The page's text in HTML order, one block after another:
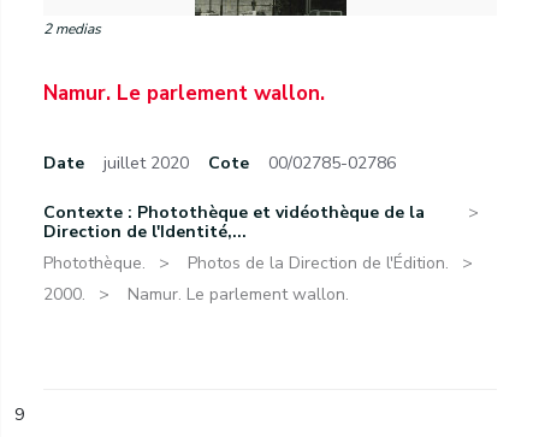
2 medias
Namur. Le parlement wallon.
Date juillet 2020 Cote 00/02785-02786
Contexte : Photothèque et vidéothèque de la
Direction de l'Identité,...
Photothèque.
Photos de la Direction de l'Édition.
2000.
Namur. Le parlement wallon.
9